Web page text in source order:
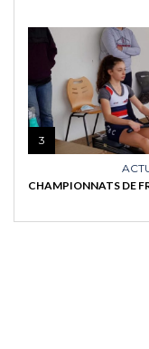
3
CHAMPIONNATS DE